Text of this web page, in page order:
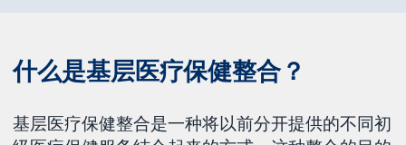
什么是基层医疗保健整合？
基层医疗保健整合是一种将以前分开提供的不同初